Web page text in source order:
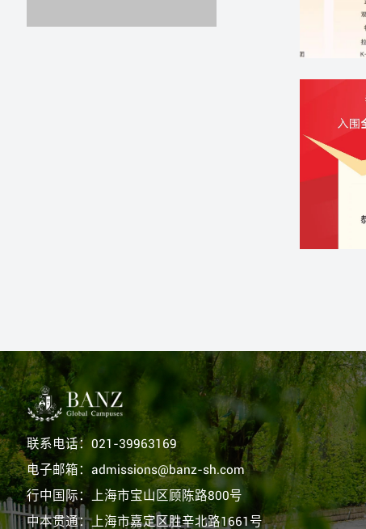
联系电话：021-39963169
电子邮箱：admissions@banz-sh.com
行中国际：上海市宝山区顾陈路800号
中本贯通：上海市嘉定区胜辛北路1661号